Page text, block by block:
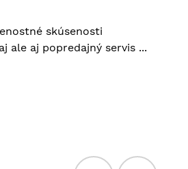
skúsenosti
ale aj popredajný servis ...